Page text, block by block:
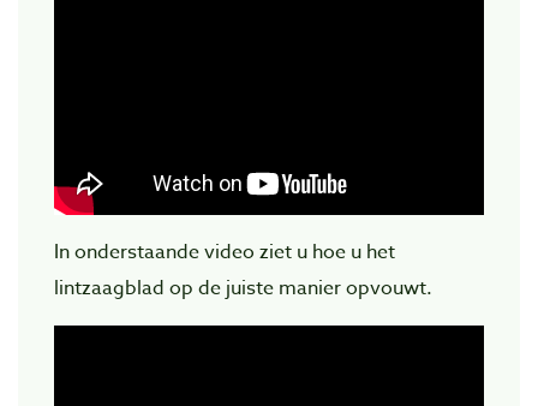
In onderstaande video ziet u hoe u het
lintzaagblad op de juiste manier opvouwt.